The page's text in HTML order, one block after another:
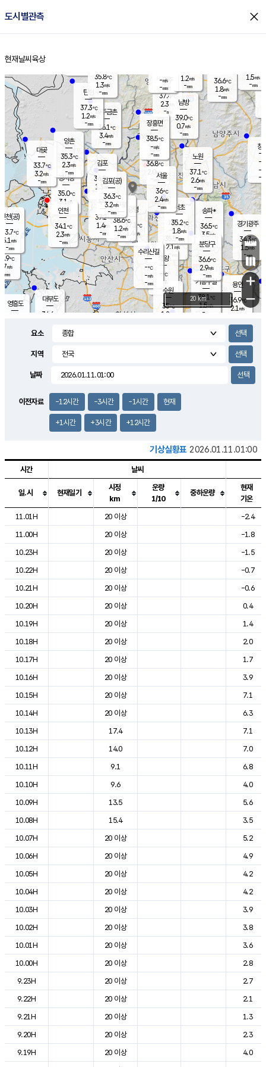
도시별관측 close
홈
현재날씨 육상
의도
℃
m/s
mm
영흥도
양주
37.4℃
2.3
-mm
과천
35.5℃
2.1m/s
- mm
용인
36.9℃
2.1 m/s
경기광주
34.3℃
1.5m/s
-mm
1.6m/s
대부도
34.6
경서동
35.0℃
3.1 m/s
-mm
파주금촌
36.1℃
3.4m/s
-mm
36.6℃
1.8m/s
-mm
대곶
33.7℃
3.2m/s
-mm
창
-
-m/
-
탄현
37.3℃
1.2m/s
-mm
1.5m/s
-mm
의왕
- ℃
m/s
mm
김포
36.8℃
1.3 m/s
mm
광명
37.1
℃
1.4 m/s
-mm
부천
37.2℃
1.4m/s
-mm
양촌
35.3℃
2.3m/s
-mm
구로
38.6℃
1.2m/s
-mm
은평
36.8℃
2.0 m/s
- mm
노원
37.1℃
2.6m/s
-mm
송파*
36.5℃
3.5m/s
-mm
서초
35.2℃
1.8m/s
-mm
남방
39.0℃
0.7m/s
-mm
기흥구갈
38.1℃
1.5m/s
-
수리산길
-℃
-m/s
-mm
분당구
36.6℃
2.9m/s
-mm
장흥면
38.5℃
-m/s
-mm
-m/s
-mm
인천(공)
33.7℃
5.1 m/s
-mm
김포(공)
36.3℃
3.2m/s
-mm
수원
35℃
1.2 m/s
인천
34.1℃
2.3m/s
-mm
서울
36℃
2.4m/s
-mm
35.8℃
1.3m/s
-mm
1.2m/s
-mm
+
−
20 km
요소
지역
날짜
이전자료 -12시간 -3시간 -1시간 현재
+1시간 +3시간 +12시간
기상실황표 2026.01.11.01:00
도시별 기상실황표로 지점, 날씨, 기온, 강수, 바람, 기압등을 안내한 표입
시간 날씨
일.시 현재일기
시정
km
운량
1/10
중하운량
현재
기온
11.01H
20 이상
-2.4
11.00H
20 이상
-1.8
10.23H
20 이상
-1.5
10.22H
20 이상
-0.7
10.21H
20 이상
-0.6
10.20H
20 이상
0.4
10.19H
20 이상
1.4
10.18H
20 이상
2.0
10.17H
20 이상
1.7
10.16H
20 이상
3.9
10.15H
20 이상
7.1
10.14H
20 이상
6.3
10.13H
17.4
7.1
10.12H
14.0
7.0
10.11H
9.1
6.8
10.10H
9.6
4.0
10.09H
13.5
5.6
10.08H
15.4
3.5
10.07H
20 이상
5.2
10.06H
20 이상
4.9
10.05H
20 이상
4.2
10.04H
20 이상
4.2
10.03H
20 이상
3.9
10.02H
20 이상
3.8
10.01H
20 이상
3.6
10.00H
20 이상
2.8
9.23H
20 이상
2.7
9.22H
20 이상
2.1
9.21H
20 이상
1.3
9.20H
20 이상
2.3
9.19H
20 이상
4.0